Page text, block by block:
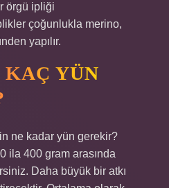
örgü ipliği
çoğunlukla merino,
yapılır.
YÜN
ne kadar yün gerekir?
ila 400 gram arasında
Daha büyük bir atkı